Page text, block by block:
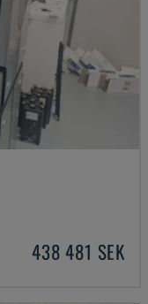
438 481 SEK